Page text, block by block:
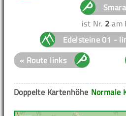
ist Nr. 2 am
Edelsteine 01 -
« Route links
Normale
Doppelte Kartenhöhe